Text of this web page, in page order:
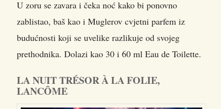
U zoru se zavara i čeka noć kako bi ponovno
zablistao, baš kao i Muglerov cvjetni parfem iz
budućnosti koji se uvelike razlikuje od svojeg
prethodnika. Dolazi kao 30 i 60 ml Eau de Toilette.
LA NUIT TRÉSOR À LA FOLIE,
LANCÔME